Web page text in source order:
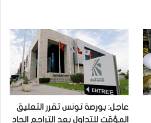
عاجل: بورصة تونس تقرر التعليق
المؤقت للتداول بعد التراجع الحاد